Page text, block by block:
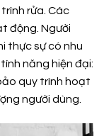
rửa. Các
động. Người
thực sự có nhu
năng hiện đại:
quy trình hoạt
người dùng.